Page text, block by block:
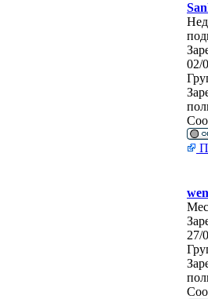
02/
27/